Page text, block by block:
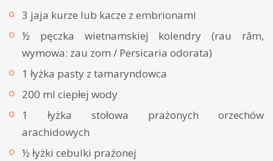
3 jaja kurze lub kacze z embrionami
½ pęczka wietnamskiej kolendry (rau răm,
wymowa: zau zom / Persicaria odorata)
1 łyżka pasty z tamaryndowca
200 ml ciepłej wody
1 łyżka stołowa prażonych orzechów
arachidowych
½ łyżki cebulki prażonej